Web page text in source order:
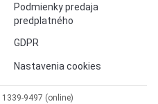
Podmienky predaja
predplatného
GDPR
Nastavenia cookies
1339-9497 (online)